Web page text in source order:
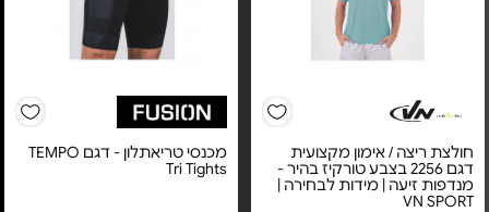
חולצת ריצה / אימון מקצועית
דגם 2256 בצבע טורקיז בהיר -
מנדפות זיעה | מידות לבחירה |
VN SPORT
מכנסי טריאתלון - דגם TEMPO
Tri Tights